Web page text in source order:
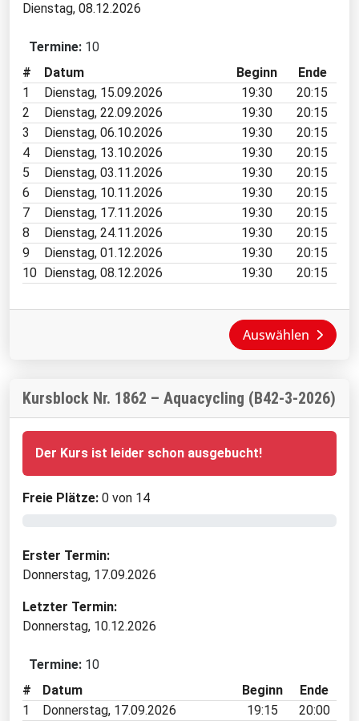
Dienstag, 08.12.2026
Termine: 10
#
Datum Beginn
Ende
1
Dienstag, 15.09.2026 19:30
20:15
2
Dienstag, 22.09.2026 19:30
20:15
3
Dienstag, 06.10.2026 19:30
20:15
4
Dienstag, 13.10.2026 19:30
20:15
5
Dienstag, 03.11.2026 19:30
20:15
6
Dienstag, 10.11.2026 19:30
20:15
7
Dienstag, 17.11.2026 19:30
20:15
8
Dienstag, 24.11.2026 19:30
20:15
9
Dienstag, 01.12.2026 19:30
20:15
10 Dienstag, 08.12.2026 19:30 20:15
Auswählen
Kursblock Nr. 1862 – Aquacycling (B42-3-2026)
Der Kurs ist leider schon ausgebucht!
Freie Plätze: 0 von 14
Erster Termin:
Donnerstag, 17.09.2026
Letzter Termin:
Donnerstag, 10.12.2026
Termine: 10
#
Datum Beginn
Ende
1
Donnerstag, 17.09.2026 19:15
20:00